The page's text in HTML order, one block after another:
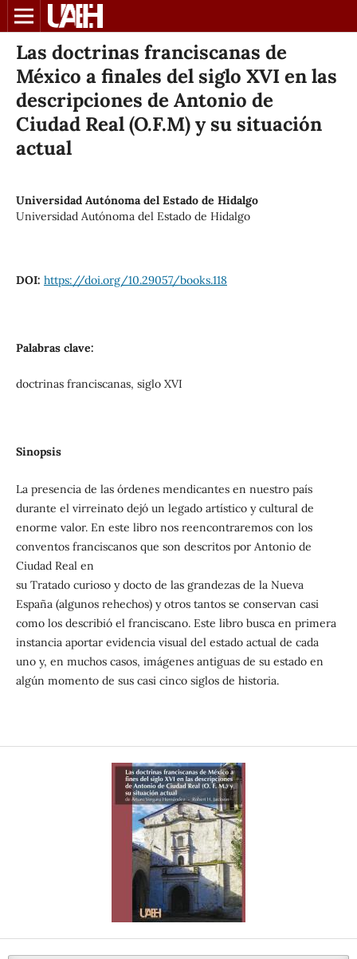
Las doctrinas franciscanas de
México a finales del siglo XVI en las
descripciones de Antonio de
Ciudad Real (O.F.M) y su situación
actual
Universidad Autónoma del Estado de Hidalgo
Universidad Autónoma del Estado de Hidalgo
DOI: https://doi.org/10.29057/books.118
Palabras clave:
doctrinas franciscanas, siglo XVI
Sinopsis
La presencia de las órdenes mendicantes en nuestro país
durante el virreinato dejó un legado artístico y cultural de
enorme valor. En este libro nos reencontraremos con los
conventos franciscanos que son descritos por Antonio de
Ciudad Real en
su Tratado curioso y docto de las grandezas de la Nueva
España (algunos rehechos) y otros tantos se conservan casi
como los describió el franciscano. Este libro busca en primera
instancia aportar evidencia visual del estado actual de cada
uno y, en muchos casos, imágenes antiguas de su estado en
algún momento de sus casi cinco siglos de historia.